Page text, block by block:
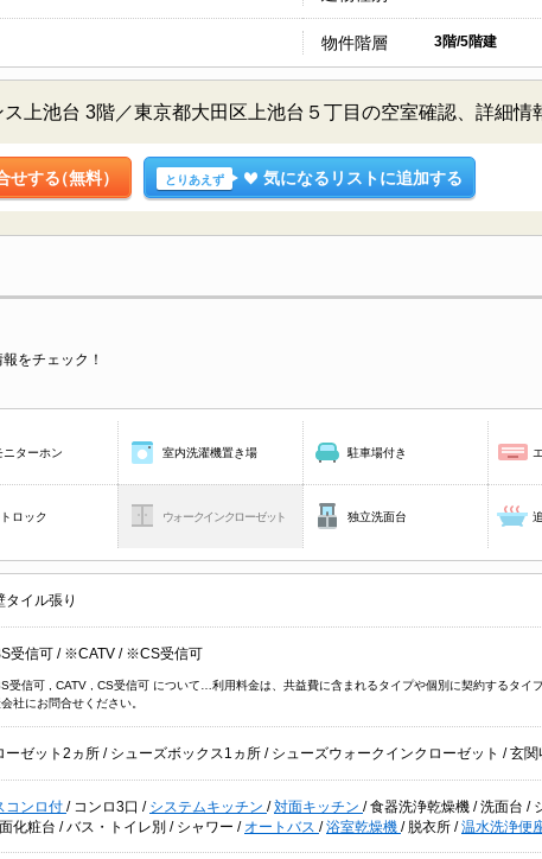
物件階層 3階/5階建
上池台 3階／東京都大田区上池台５丁目の空室確認、詳細情
せする（無料） とりあえず 気になるリストに追加する
をチェック！
ニターホン 室内洗濯機置き場 駐車場付き
ロック ウォークインクローゼット 独立洗面台
タイル張り
受信可 / ※CATV / ※CS受信可
受信可 , CATV , CS受信可 について…利用料金は、共益費に含まれるタイプや個別に契約するタイ
社にお問合せください。
ーゼット2ヵ所 / シューズボックス1ヵ所 / シューズウォークインクローゼット /玄関
コンロ付 / コンロ3口 / システムキッチン /対面キッチン /食器洗浄乾燥機 /洗面台 /
化粧台 /バス・トイレ別 / シャワー / オートバス /浴室乾燥機 / 脱衣所 /温水洗浄便